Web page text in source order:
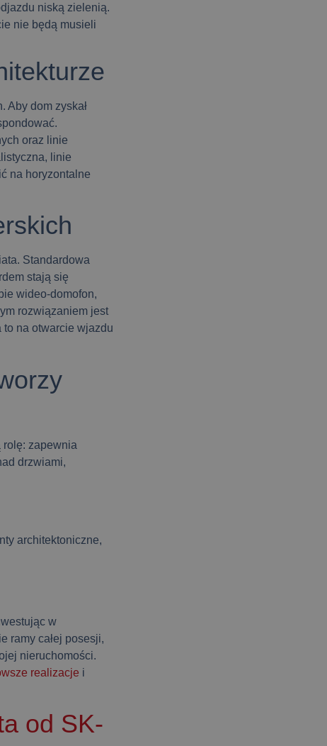
niską zielenią.
nie będą musieli
Aby dom zyskał
oraz linie
linie
na horyzontalne
Standardowa
stają się
wideo-domofon,
rozwiązaniem jest
na otwarcie wjazdu
rolę: zapewnia
drzwiami,
architektoniczne,
w
ramy całej posesji,
nieruchomości.
realizacje i
od SK-